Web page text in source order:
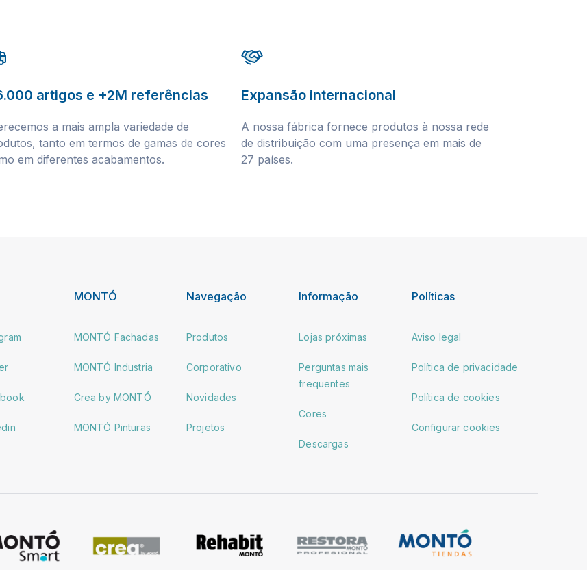
artigos e +2M referências
a mais ampla variedade de
tanto em termos de gamas de cores
em diferentes acabamentos.
Expansão internacional
A nossa fábrica fornece produtos à nossa rede
de distribuição com uma presença em mais de
27 países.
MONTÓ
MONTÓ Fachadas
MONTÓ Industria
Crea by MONTÓ
MONTÓ Pinturas
Navegação
Produtos
Corporativo
Novidades
Projetos
Informação
Lojas próximas
Perguntas mais
frequentes
Cores
Descargas
Políticas
Aviso legal
Política de privacidade
Política de cookies
Configurar cookies